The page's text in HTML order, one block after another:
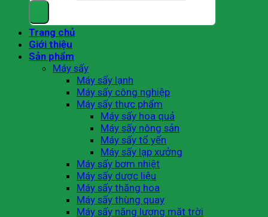
Trang chủ
Giới thiệu
Sản phẩm
Máy sấy
Máy sấy lạnh
Máy sấy công nghiệp
Máy sấy thực phẩm
Máy sấy hoa quả
Máy sấy nông sản
Máy sấy tổ yến
Máy sấy lạp xưởng
Máy sấy bơm nhiệt
Máy sấy dược liệu
Máy sấy thăng hoa
Máy sấy thùng quay
Máy sấy năng lượng mặt trời